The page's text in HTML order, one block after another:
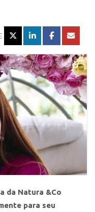
da Natura &Co
para seu